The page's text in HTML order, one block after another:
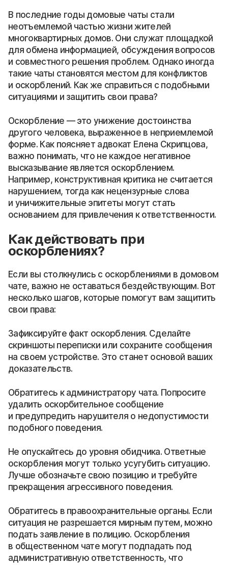
В последние годы домовые чаты стали
неотъемлемой частью жизни жителей
многоквартирных домов. Они служат площадкой
для обмена информацией, обсуждения вопросов
и совместного решения проблем. Однако иногда
такие чаты становятся местом для конфликтов
и оскорблений. Как же справиться с подобными
ситуациями и защитить свои права?
Оскорбление — это унижение достоинства
другого человека, выраженное в неприемлемой
форме. Как поясняет адвокат Елена Скрипцова,
важно понимать, что не каждое негативное
высказывание является оскорблением.
Например, конструктивная критика не считается
нарушением, тогда как нецензурные слова
и уничижительные эпитеты могут стать
основанием для привлечения к ответственности.
Как действовать при
оскорблениях?
Если вы столкнулись с оскорблениями в домовом
чате, важно не оставаться бездействующим. Вот
несколько шагов, которые помогут вам защитить
свои права:
Зафиксируйте факт оскорбления. Сделайте
скриншоты переписки или сохраните сообщения
на своем устройстве. Это станет основой ваших
доказательств.
Обратитесь к администратору чата. Попросите
удалить оскорбительное сообщение
и предупредить нарушителя о недопустимости
подобного поведения.
Не опускайтесь до уровня обидчика. Ответные
оскорбления могут только усугубить ситуацию.
Лучше обозначьте свою позицию и требуйте
прекращения агрессивного поведения.
Обратитесь в правоохранительные органы. Если
ситуация не разрешается мирным путем, можно
подать заявление в полицию. Оскорбления
в общественном чате могут подпадать под
административную ответственность, что